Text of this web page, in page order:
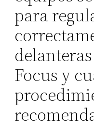
para
Focus y